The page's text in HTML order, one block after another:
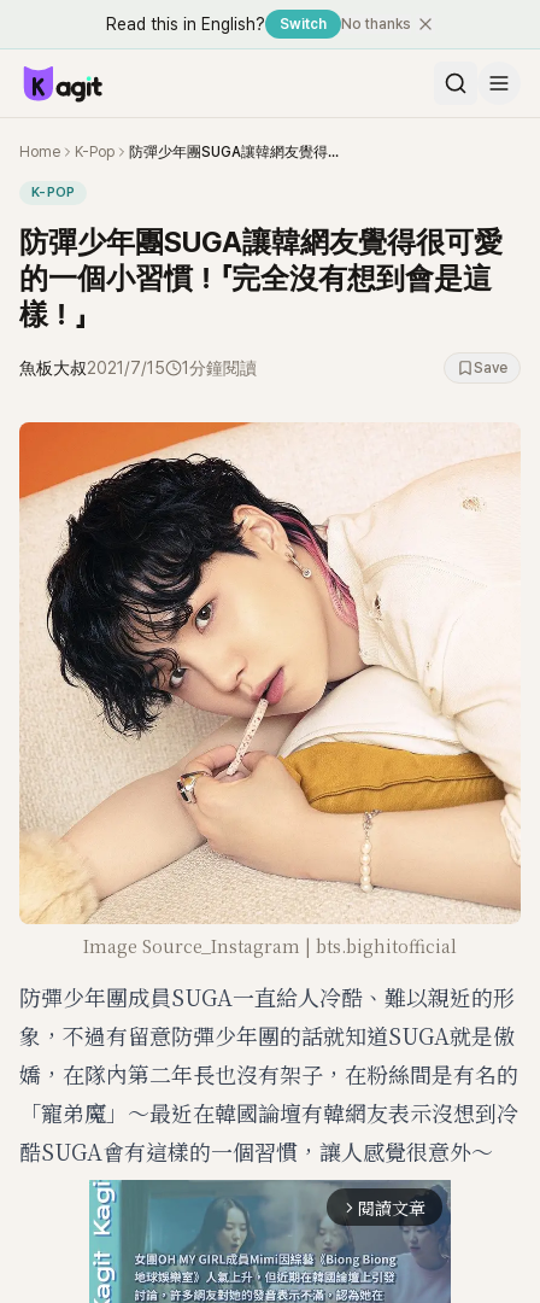
Read this in English? Switch No thanks
Home K-Pop 防彈少年團SUGA讓韓網友覺得很可愛的一個小習慣！「完全沒有想到會是這樣！」
K-POP
防彈少年團SUGA讓韓網友覺得很可愛
的一個小習慣！「完全沒有想到會是這
樣！」
魚板大叔2021/7/15 1分鐘閱讀 Save
Image Source_Instagram | bts.bighitofficial
防彈少年團成員SUGA一直給人冷酷、難以親近的形
象，不過有留意防彈少年團的話就知道SUGA就是傲
嬌，在隊內第二年長也沒有架子，在粉絲間是有名的
「寵弟魔」～最近在韓國論壇有韓網友表示沒想到冷
酷SUGA會有這樣的一個習慣，讓人感覺很意外～
arrow_forward_ios 閱讀文章